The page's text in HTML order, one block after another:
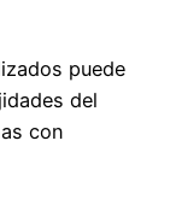
puede
del
con